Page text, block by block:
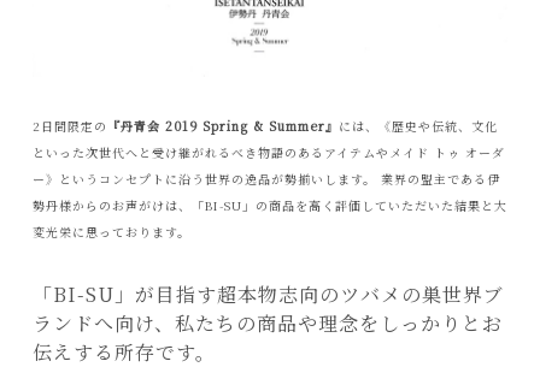
2日間限定の 『丹青会 2019 Spring & Summer』 には、《歴史や伝統、文化
といった次世代へと受け継がれるべき物語のあるアイテムやメイド トゥ オーダ
ー》というコンセプトに沿う世界の逸品が勢揃いします。 業界の盟主である伊
勢丹様からのお声がけは、「BI-SU」の商品を高く評価していただいた結果と大
変光栄に思っております。
「BI-SU」が目指す超本物志向のツバメの巣世界ブ
ランドへ向け、私たちの商品や理念をしっかりとお
伝えする所存です。